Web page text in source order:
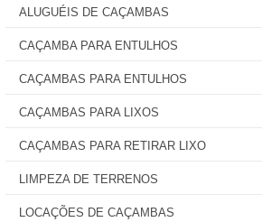
ALUGUÉIS DE CAÇAMBAS
CAÇAMBA PARA ENTULHOS
CAÇAMBAS PARA ENTULHOS
CAÇAMBAS PARA LIXOS
CAÇAMBAS PARA RETIRAR LIXO
LIMPEZA DE TERRENOS
LOCAÇÕES DE CAÇAMBAS